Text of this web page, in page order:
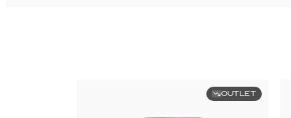
OUTLET